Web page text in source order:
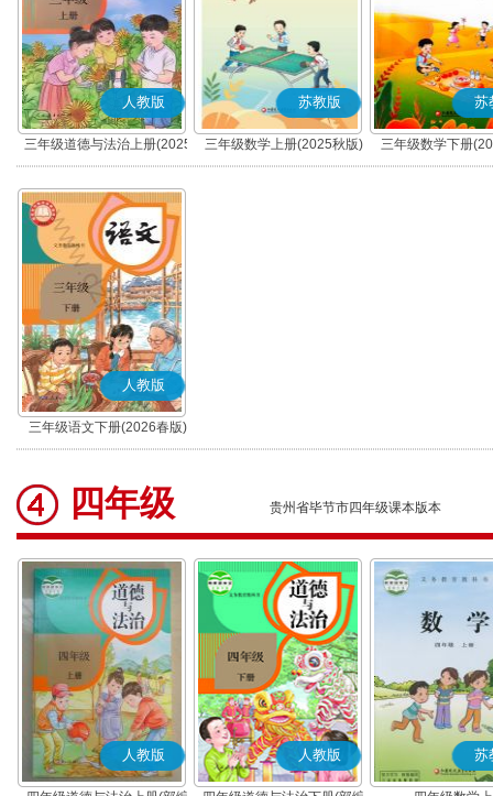
人教版
三年级道德与法治上册(2025
秋版)(部编版)
苏教版
三年级数学上册(2025秋版)
苏
三年级数学下册
人教版
三年级语文下册(2026春版)
(部编版)
四年级 贵州省毕节市四年级课本版本
人教版 人教版 苏